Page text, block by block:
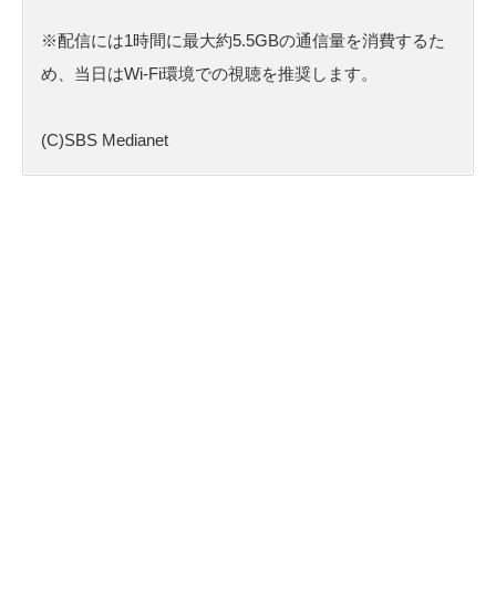
※配信には1時間に最大約5.5GBの通信量を消費するた
め、当日はWi-Fi環境での視聴を推奨します。
(C)SBS Medianet